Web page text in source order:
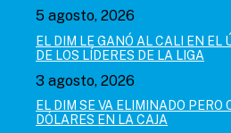
5 agosto, 2026
EL DIM LE GANÓ AL CALI EN EL
DE LOS LÍDERES DE LA LIGA
3 agosto, 2026
EL DIM SE VA ELIMINADO
DÓLARES EN LA CAJA